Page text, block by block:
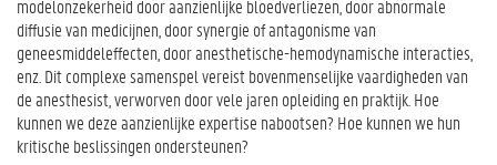
modelonzekerheid door aanzienlijke bloedverliezen, door abnormale
diffusie van medicijnen, door synergie of antagonisme van
geneesmiddeleffecten, door anesthetische-hemodynamische interacties,
enz. Dit complexe samenspel vereist bovenmenselijke vaardigheden van
de anesthesist, verworven door vele jaren opleiding en praktijk. Hoe
kunnen we deze aanzienlijke expertise nabootsen? Hoe kunnen we hun
kritische beslissingen ondersteunen?